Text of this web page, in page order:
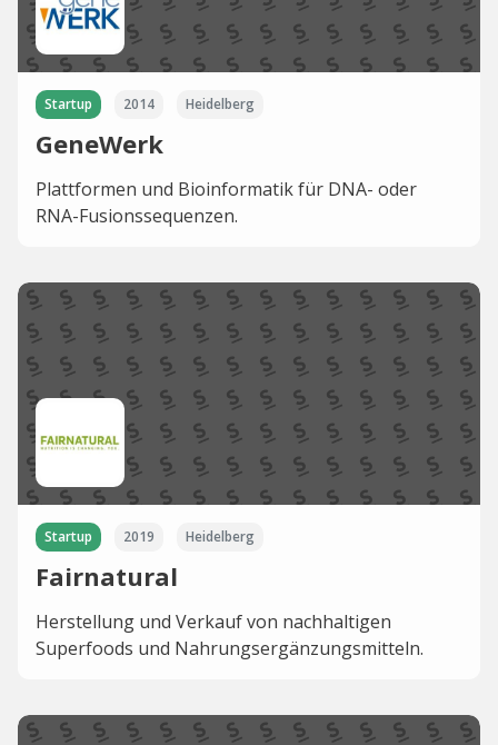
Startup 2014 Heidelberg
GeneWerk
Plattformen und Bioinformatik für DNA- oder
RNA-Fusionssequenzen.
Startup 2019 Heidelberg
Fairnatural
Herstellung und Verkauf von nachhaltigen
Superfoods und Nahrungsergänzungsmitteln.